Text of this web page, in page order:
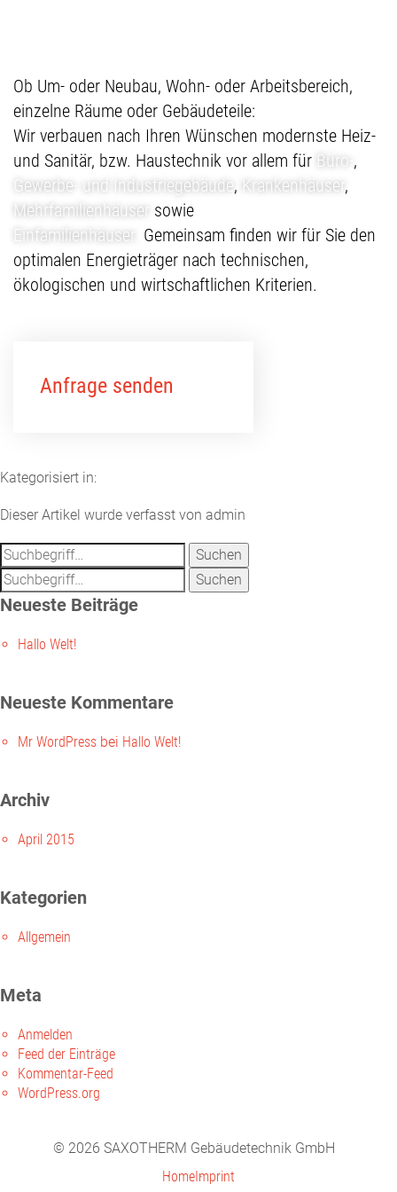
Ob Um- oder Neubau, Wohn- oder Arbeitsbereich,
einzelne Räume oder Gebäudeteile:
Wir verbauen nach Ihren Wünschen modernste Heiz-
und Sanitär, bzw. Haustechnik vor allem für Büro- ,
Gewerbe- und Industriegebäude, Krankenhäuser ,
Mehrfamilienhäuser sowie
Einfamilienhäuser.
Gemeinsam finden wir für Sie den
optimalen Energieträger nach technischen,
ökologischen und wirtschaftlichen Kriterien.
Anfrage senden
Kategorisiert in:
Dieser Artikel wurde verfasst von admin
Suchen
Suchen
Neueste Beiträge
Hallo Welt!
Neueste Kommentare
Mr WordPress bei Hallo Welt!
Archiv
April 2015
Kategorien
Allgemein
Meta
Anmelden
Feed der Einträge
Kommentar-Feed
WordPress.org
© 2026 SAXOTHERM Gebäudetechnik GmbH
HomeImprint